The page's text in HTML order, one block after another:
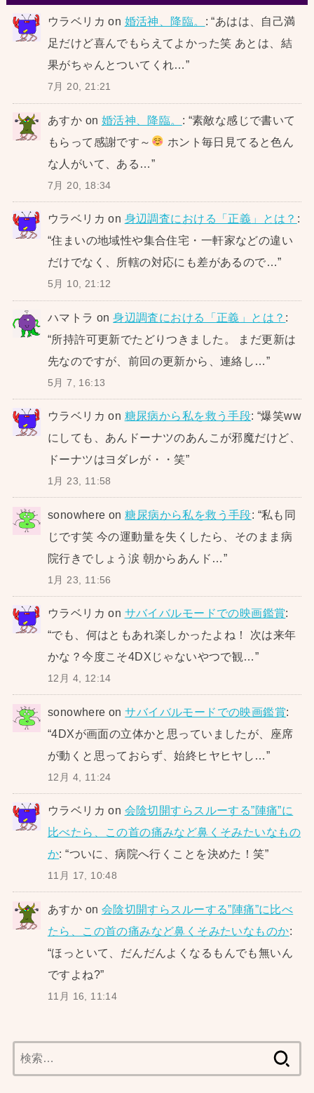
ウラベリカ on 婚活神、降臨。 : “あはは、自己満
足だけど喜んでもらえてよかった笑 あとは、結
果がちゃんとついてくれ…”
7月 20, 21:21
あすか on 婚活神、降臨。 : “素敵な感じで書いて
もらって感謝です～
ホント毎日見てると色ん
な人がいて、ある…”
7月 20, 18:34
ウラベリカ on 身辺調査における「正義」とは？ :
“住まいの地域性や集合住宅・一軒家などの違い
だけでなく、所轄の対応にも差があるので…”
5月 10, 21:12
ハマトラ on身辺調査における「正義」とは？ :
“所持許可更新でたどりつきました。 まだ更新は
先なのですが、前回の更新から、連絡し…”
5月 7, 16:13
ウラベリカ on 糖尿病から私を救う手段: “爆笑ww
にしても、あんドーナツのあんこが邪魔だけど、
ドーナツはヨダレが・・笑”
1月 23, 11:58
sonowhere on糖尿病から私を救う手段: “私も同
じです笑 今の運動量を失くしたら、そのまま病
院行きでしょう涙 朝からあんド…”
1月 23, 11:56
ウラベリカ on サバイバルモードでの映画鑑賞:
“でも、何はともあれ楽しかったよね！ 次は来年
かな？今度こそ4DXじゃないやつで観…”
12月 4, 12:14
sonowhere onサバイバルモードでの映画鑑賞:
“4DXが画面の立体かと思っていましたが、座席
が動くと思っておらず、始終ヒヤヒヤし…”
12月 4, 11:24
ウラベリカ on 会陰切開すらスルーする”陣痛”に
比べたら、この首の痛みなど鼻くそみたいなもの
か: “ついに、病院へ行くことを決めた！笑”
11月 17, 10:48
あすか on 会陰切開すらスルーする”陣痛”に比べ
たら、この首の痛みなど鼻くそみたいなものか:
“ほっといて、だんだんよくなるもんでも無いん
ですよね?”
11月 16, 11:14
索: